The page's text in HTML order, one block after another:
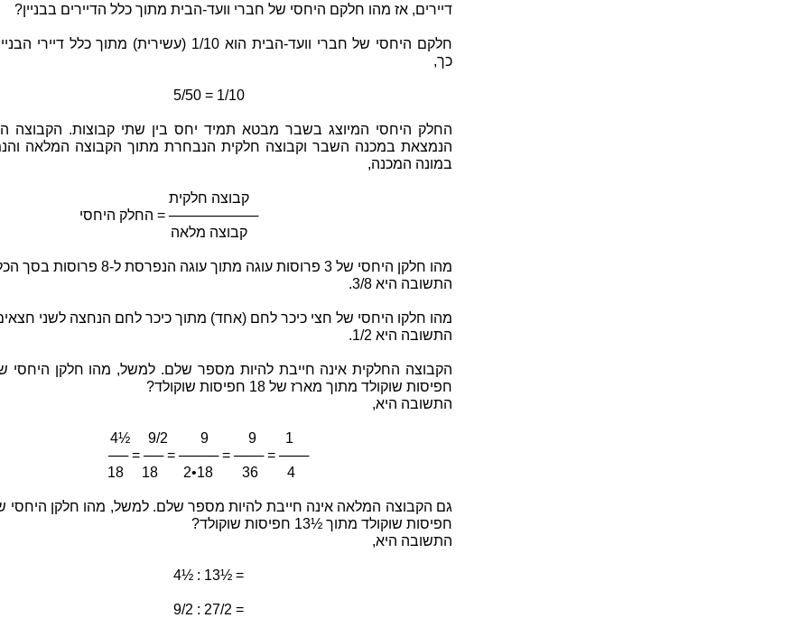
דיירים, אז מהו חלקם היחסי של חברי וועד-הבית מתוך כלל הדיירים בבניין?
חלקם היחסי של חברי וועד-הבית הוא 1/10 (עשירית) מתוך כלל
כך,
5/50 = 1/10
החלק היחסי המיוצג בשבר מבטא תמיד יחס בין שתי קבוצות. הקבוצה
הנמצאת במכנה השבר וקבוצה חלקית הנבחרת מתוך הקבוצה המלאה
במונה המכנה,
קבוצה חלקית
───────── = החלק היחסי
קבוצה מלאה
מהו חלקן היחסי של 3 פרוסות עוגה מתוך עוגה הנפרסת ל-8 פרוסות בסך הכל?
התשובה היא 3/8.
מהו חלקו היחסי של חצי כיכר לחם (אחד) מתוך כיכר לחם הנחצה לשני
התשובה היא 1/2.
חפיסות שוקולד מתוך מארז של 18 חפיסות שוקולד?
התשובה היא,
4½ 9/2 9 9 1
── = ── = ──── = ─── = ───
18 18 2•18 36 4
חפיסות שוקולד מתוך ½13 חפיסות שוקולד?
התשובה היא,
4½ : 13½ =
9/2 : 27/2 =